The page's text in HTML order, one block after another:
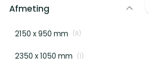
Afmeting
2150 x 950 mm (8)
2350 x 1050 mm (1)